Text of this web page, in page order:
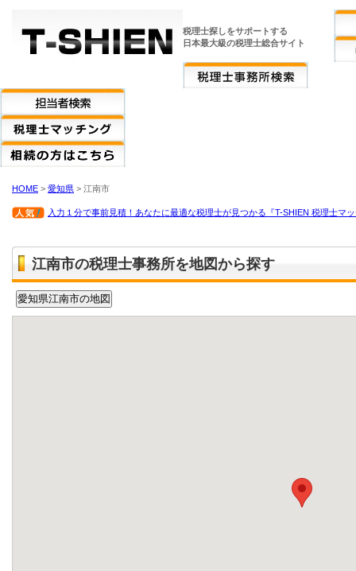
税理士探しをサポートする
日本最大級の税理士総合サイト
HOME > 愛知県 > 江南市
入力１分で事前見積！あなたに最適な税理士が見つかる『T-SHIEN 税理士マ
江南市の税理士事務所を地図から探す